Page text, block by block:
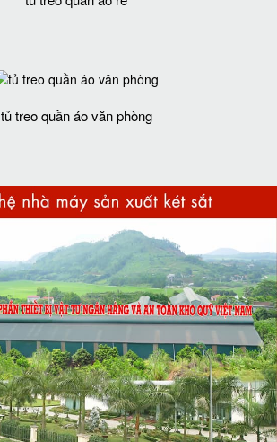
tủ treo quần áo văn phòng